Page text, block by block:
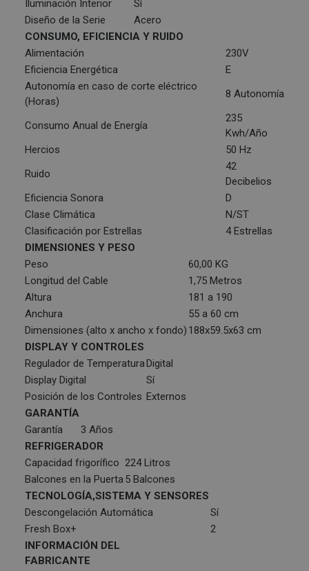
Iluminación Interior
Sí
Diseño de la Serie
Acero
CONSUMO, EFICIENCIA Y RUIDO
Alimentación
230V
Eficiencia Energética
E
Autonomía en caso de corte eléctrico
(Horas)
8 Autonomía
Consumo Anual de Energía
235
Kwh/Año
Hercios
50 Hz
Ruido
42
Decibelios
Eficiencia Sonora
D
Clase Climática
N/ST
Clasificación por Estrellas
4 Estrellas
DIMENSIONES Y PESO
Peso
60,00 KG
Longitud del Cable
1,75 Metros
Altura
181 a 190
Anchura
55 a 60 cm
Dimensiones (alto x ancho x fondo) 188x59.5x63 cm
DISPLAY Y CONTROLES
Regulador de Temperatura Digital
Display Digital
Sí
Posición de los Controles Externos
GARANTÍA
Garantía
3 Años
REFRIGERADOR
Capacidad frigorífico 224 Litros
Balcones en la Puerta5 Balcones
TECNOLOGÍA,SISTEMA Y SENSORES
Descongelación Automática
Sí
Fresh Box+
2
INFORMACIÓN DEL
FABRICANTE